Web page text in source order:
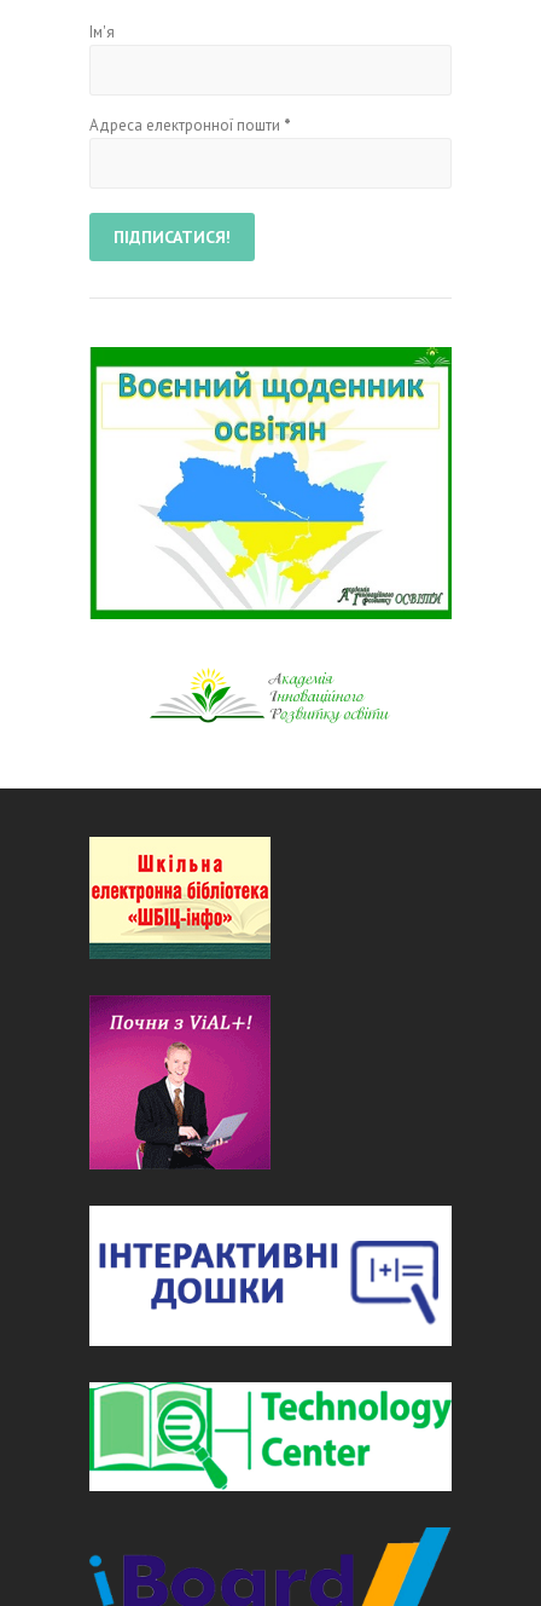
Ім'я
Адреса електронної пошти *